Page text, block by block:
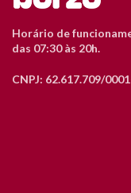
Horário de
das 07:30 às 20h.
CNPJ: 62.617.709/